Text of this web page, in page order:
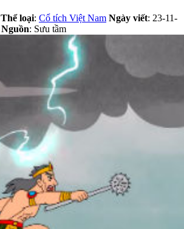
Thể loại: Cổ tích Việt Nam Ngày viết: 23-11-
Nguồn: Sưu tầm